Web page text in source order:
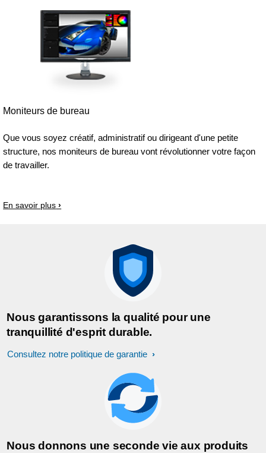
Moniteurs de bureau
Que vous soyez créatif, administratif ou dirigeant d'une petite
structure, nos moniteurs de bureau vont révolutionner votre façon
de travailler.
En savoir plus
Nous garantissons la qualité pour une
tranquillité d'esprit durable.
Consultez notre politique de garantie
Nous donnons une seconde vie aux produits